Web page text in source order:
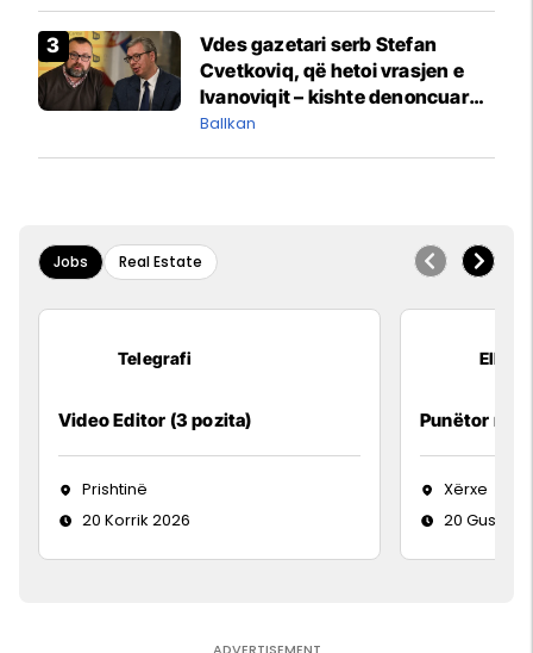
Vdes gazetari serb Stefan
Cvetkoviq, që hetoi vrasjen e
Ivanoviqit – kishte denoncuar
kërcënime ndaj vëllezërve
Ballkan
Jobs Real Estate
Telegrafi
Video Editor (3 pozita)
Prishtinë
20 Korrik 2026
Elkos
Punëtor në
Xërxe
20 Gusht